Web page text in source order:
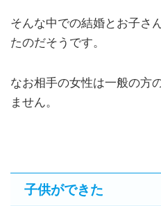
そんな中での結婚とお子さ
たのだそうです。
なお相手の女性は一般の方
ません。
子供ができた